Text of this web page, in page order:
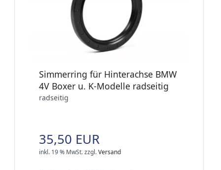
Simmerring für Hinterachse BMW
4V Boxer u. K-Modelle radseitig
radseitig
35,50 EUR
inkl. 19 % MwSt.zzgl.Versand